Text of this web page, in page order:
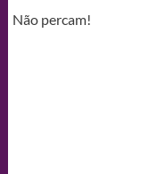
Não percam!